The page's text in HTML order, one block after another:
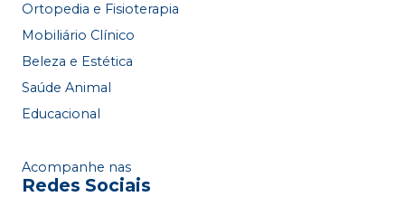
Ortopedia e Fisioterapia
Mobiliário Clínico
Beleza e Estética
Saúde Animal
Educacional
Acompanhe nas
Redes Sociais